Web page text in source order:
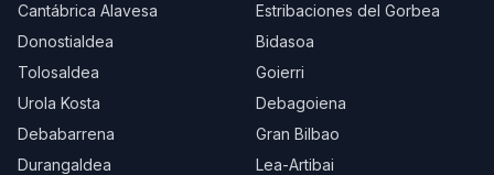
Cantábrica Alavesa
Estribaciones del Gorbea
Donostialdea
Bidasoa
Tolosaldea
Goierri
Urola Kosta
Debagoiena
Debabarrena
Gran Bilbao
Durangaldea
Lea-Artibai